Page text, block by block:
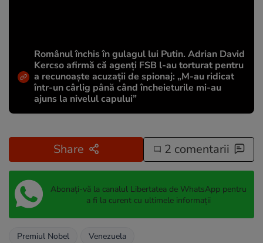
Românul închis în gulagul lui Putin. Adrian David
Kercso afirmă că agenți FSB l-au torturat pentru
a recunoaște acuzații de spionaj: „M-au ridicat
într-un cârlig până când încheieturile mi-au
ajuns la nivelul capului”
Share 2 comentarii
Abonați-vă la canalul Libertatea de WhatsApp pentru
a fi la curent cu ultimele informații
Premiul Nobel Venezuela